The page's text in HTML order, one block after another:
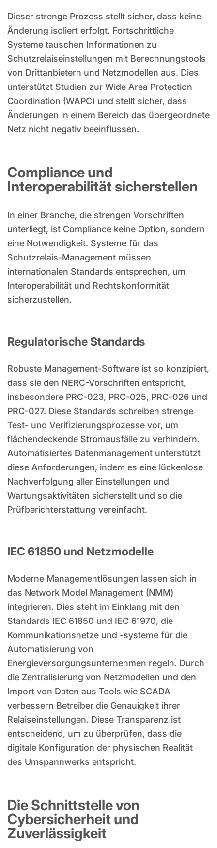
Dieser strenge Prozess stellt sicher, dass keine
Änderung isoliert erfolgt. Fortschrittliche
Systeme tauschen Informationen zu
Schutzrelaiseinstellungen mit Berechnungstools
von Drittanbietern und Netzmodellen aus. Dies
unterstützt Studien zur Wide Area Protection
Coordination (WAPC) und stellt sicher, dass
Änderungen in einem Bereich das übergeordnete
Netz nicht negativ beeinflussen.
Compliance und
Interoperabilität sicherstellen
In einer Branche, die strengen Vorschriften
unterliegt, ist Compliance keine Option, sondern
eine Notwendigkeit. Systeme für das
Schutzrelais-Management müssen
internationalen Standards entsprechen, um
Interoperabilität und Rechtskonformität
sicherzustellen.
Regulatorische Standards
Robuste Management-Software ist so konzipiert,
dass sie den NERC-Vorschriften entspricht,
insbesondere PRC-023, PRC-025, PRC-026 und
PRC-027. Diese Standards schreiben strenge
Test- und Verifizierungsprozesse vor, um
flächendeckende Stromausfälle zu verhindern.
Automatisiertes Datenmanagement unterstützt
diese Anforderungen, indem es eine lückenlose
Nachverfolgung aller Einstellungen und
Wartungsaktivitäten sicherstellt und so die
Prüfberichterstattung vereinfacht.
IEC 61850 und Netzmodelle
Moderne Managementlösungen lassen sich in
das Network Model Management (NMM)
integrieren. Dies steht im Einklang mit den
Standards IEC 61850 und IEC 61970, die
Kommunikationsnetze und -systeme für die
Automatisierung von
Energieversorgungsunternehmen regeln. Durch
die Zentralisierung von Netzmodellen und den
Import von Daten aus Tools wie SCADA
verbessern Betreiber die Genauigkeit ihrer
Relaiseinstellungen. Diese Transparenz ist
entscheidend, um zu überprüfen, dass die
digitale Konfiguration der physischen Realität
des Umspannwerks entspricht.
Die Schnittstelle von
Cybersicherheit und
Zuverlässigkeit